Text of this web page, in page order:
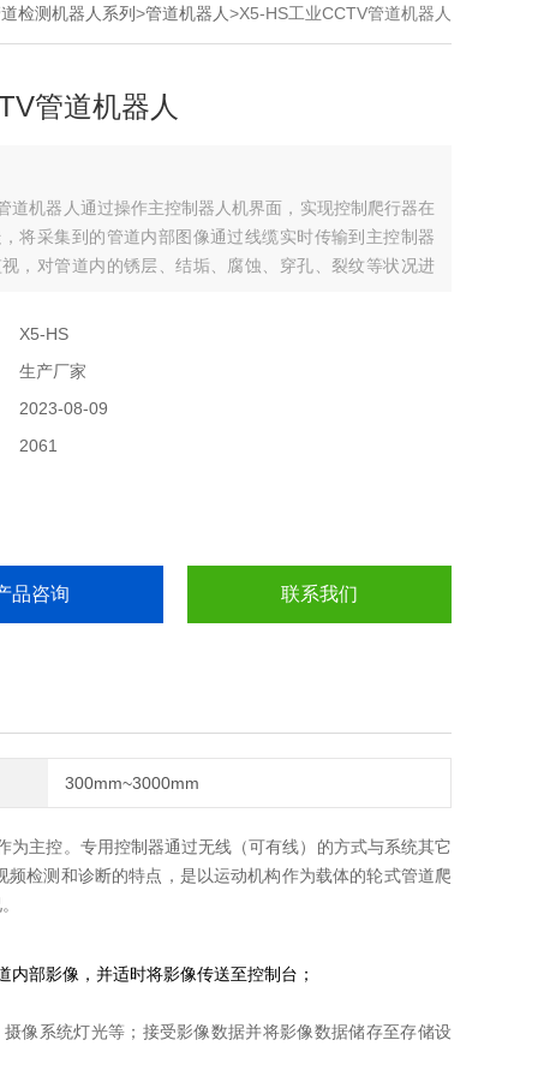
检测机器人系列>管道机器人>X5-HS工业CCTV管道机器人
管道机器人
道机器人通过操作主控制器人机界面，实现控制爬行器在
将采集到的管道内部图像通过线缆实时传输到主控制器
，对管道内的锈层、结垢、腐蚀、穿孔、裂纹等状况进
X5-HS
生产厂家
2023-08-09
2061
品咨询 联系我们
300mm~3000mm
主控。专用控制器通过无线（可有线）的方式与系统其它
检测和诊断的特点，是以运动机构作为载体的轮式管道爬
部影像，并适时将影像传送至控制台；
系统灯光等；接受影像数据并将影像数据储存至存储设